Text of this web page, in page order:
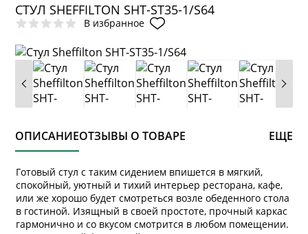
СТУЛ SHEFFILTON SHT-ST35-1/S64
В избранное
ОПИСАНИЕОТЗЫВЫ О ТОВАРЕ ЕЩЕ
Готовый стул с таким сидением впишется в мягкий,
спокойный, уютный и тихий интерьер ресторана, кафе,
или же хорошо будет смотреться возле обеденного стола
в гостиной. Изящный в своей простоте, прочный каркас
гармонично и со вкусом смотрится в любом помещении.